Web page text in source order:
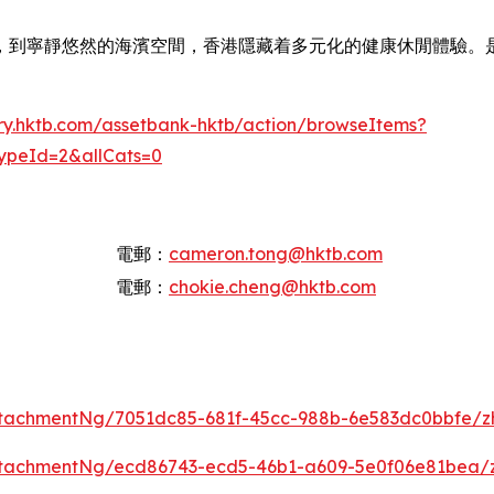
寧靜悠然的海濱空間，香港隱藏着多元化的健康休閒體驗
assetbank-hktb/action/browseItems?
電郵： cameron.tong@hktb.com
電郵： chokie.cheng@hktb.com
7051dc85-681f-45cc-988b-6e583dc0bbfe/
ecd86743-ecd5-46b1-a609-